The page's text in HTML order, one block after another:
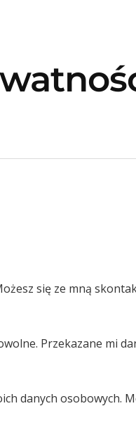
się ze mną
Przekazane mi
danych osobowych.